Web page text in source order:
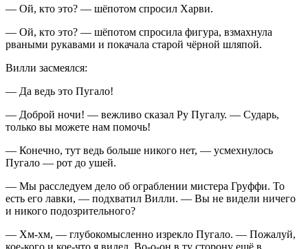
— Ой, кто это? — шёпотом спросил Харви.
— Ой, кто это? — шёпотом спросила фигура, взмахнула
рваными рукавами и покачала старой чёрной шляпой.
Вилли засмеялся:
— Да ведь это Пугало!
— Доброй ночи! — вежливо сказал Ру Пугалу. — Сударь,
только вы можете нам помочь!
— Конечно, тут ведь больше никого нет, — усмехнулось
Пугало — рот до ушей.
— Мы расследуем дело об ограблении мистера Груффи. То
есть его лавки, — подхватил Вилли. — Вы не видели ничего
и никого подозрительного?
— Хм-хм, — глубокомысленно изрекло Пугало. — Пожалуй,
кое-кого и кое-что я видел. Во-о-он в ту сторону ещё в